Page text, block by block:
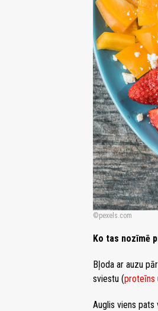
pexels.com
Ko tas nozīmē
Bļoda ar auzu
sviestu (proteīns
Auglis viens